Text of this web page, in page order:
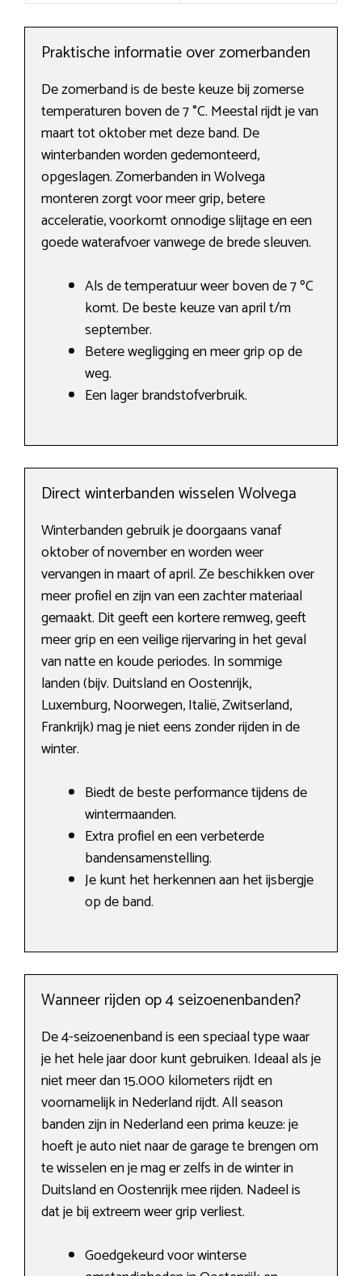
Praktische informatie over zomerbanden
De zomerband is de beste keuze bij zomerse
temperaturen boven de 7 °C. Meestal rijdt je van
maart tot oktober met deze band. De
winterbanden worden gedemonteerd,
opgeslagen. Zomerbanden in Wolvega
monteren zorgt voor meer grip, betere
acceleratie, voorkomt onnodige slijtage en een
goede waterafvoer vanwege de brede sleuven.
Als de temperatuur weer boven de 7 ºC
komt. De beste keuze van april t/m
september.
Betere wegligging en meer grip op de
weg.
Een lager brandstofverbruik.
Direct winterbanden wisselen Wolvega
Winterbanden gebruik je doorgaans vanaf
oktober of november en worden weer
vervangen in maart of april. Ze beschikken over
meer profiel en zijn van een zachter materiaal
gemaakt. Dit geeft een kortere remweg, geeft
meer grip en een veilige rijervaring in het geval
van natte en koude periodes. In sommige
landen (bijv. Duitsland en Oostenrijk,
Luxemburg, Noorwegen, Italië, Zwitserland,
Frankrijk) mag je niet eens zonder rijden in de
winter.
Biedt de beste performance tijdens de
wintermaanden.
Extra profiel en een verbeterde
bandensamenstelling.
Je kunt het herkennen aan het ijsbergje
op de band.
Wanneer rijden op 4 seizoenenbanden?
De 4-seizoenenband is een speciaal type waar
je het hele jaar door kunt gebruiken. Ideaal als je
niet meer dan 15.000 kilometers rijdt en
voornamelijk in Nederland rijdt. All season
banden zijn in Nederland een prima keuze: je
hoeft je auto niet naar de garage te brengen om
te wisselen en je mag er zelfs in de winter in
Duitsland en Oostenrijk mee rijden. Nadeel is
dat je bij extreem weer grip verliest.
Goedgekeurd voor winterse